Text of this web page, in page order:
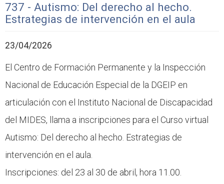
Novedades
Actividades de formación
Llamados
Publicaciones
737 - Autismo: Del derecho al hecho.
Estrategias de intervención en el aula
23/04/2026
El Centro de Formación Permanente y la Inspección
Nacional de Educación Especial de la DGEIP en
articulación con el Instituto Nacional de Discapacidad
del MIDES, llama a inscripciones para el Curso virtual
Autismo: Del derecho al hecho. Estrategias de
intervención en el aula.
Inscripciones: del 23 al 30 de abril, hora 11.00.